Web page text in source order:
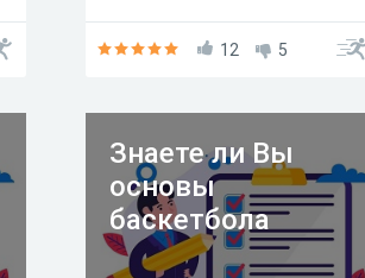
12 5
Знаете ли Вы
основы
баскетбола